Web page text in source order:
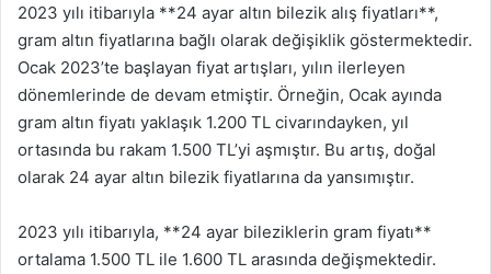
2023 yılı itibarıyla **24 ayar altın bilezik alış fiyatları**,
gram altın fiyatlarına bağlı olarak değişiklik göstermektedir.
Ocak 2023’te başlayan fiyat artışları, yılın ilerleyen
dönemlerinde de devam etmiştir. Örneğin, Ocak ayında
gram altın fiyatı yaklaşık 1.200 TL civarındayken, yıl
ortasında bu rakam 1.500 TL’yi aşmıştır. Bu artış, doğal
olarak 24 ayar altın bilezik fiyatlarına da yansımıştır.
2023 yılı itibarıyla, **24 ayar bileziklerin gram fiyatı**
ortalama 1.500 TL ile 1.600 TL arasında değişmektedir.